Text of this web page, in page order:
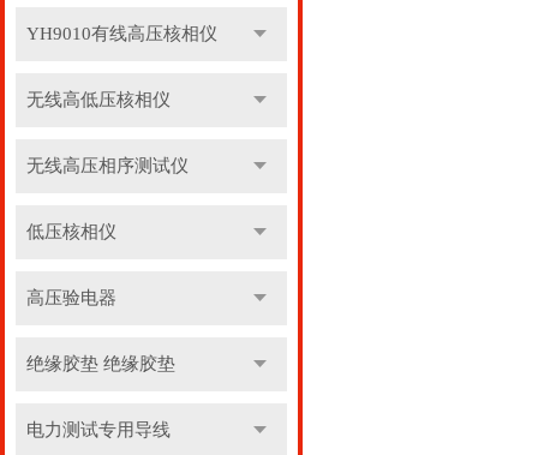
YH9010有线高压核相仪
无线高低压核相仪
无线高压相序测试仪
低压核相仪
高压验电器
绝缘胶垫 绝缘胶垫
电力测试专用导线